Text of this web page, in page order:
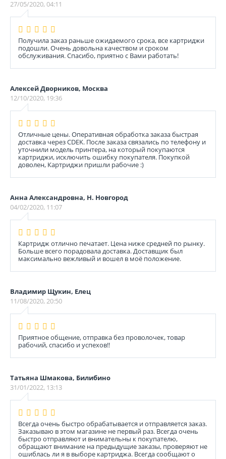
27/05/2020, 04:11
Получила заказ раньше ожидаемого срока, все картриджи
подошли. Очень довольна качеством и сроком
обслуживания. Спасибо, приятно с Вами работать!
Алексей Дворников, Москва
12/10/2020, 19:36
Отличные цены. Оперативная обработка заказа быстрая
доставка через CDEK. После заказа связались по телефону и
уточнили модель принтера, на который покупаются
картриджи, исключить ошибку покупателя. Покупкой
доволен, Картриджи пришли рабочие :)
Анна Александровна, Н. Новгород
04/02/2020, 11:07
Картридж отлично печатает. Цена ниже средней по рынку.
Больше всего порадовала доставка. Доставщик был
максимально вежливый и вошел в моё положение.
Владимир Щукин, Елец
11/08/2020, 20:50
Приятное общение, отправка без проволочек, товар
рабочий, спасибо и успехов!!
Татьяна Шмакова, Билибино
31/01/2022, 13:13
Всегда очень быстро обрабатывается и отправляется заказ.
Заказываю в этом магазине не первый раз. Всегда очень
быстро отправляют и внимательны к покупателю,
обращают внимание на предыдущие заказы, проверяют не
ошиблась ли я в выборе картриджа. Всегда сообщают о